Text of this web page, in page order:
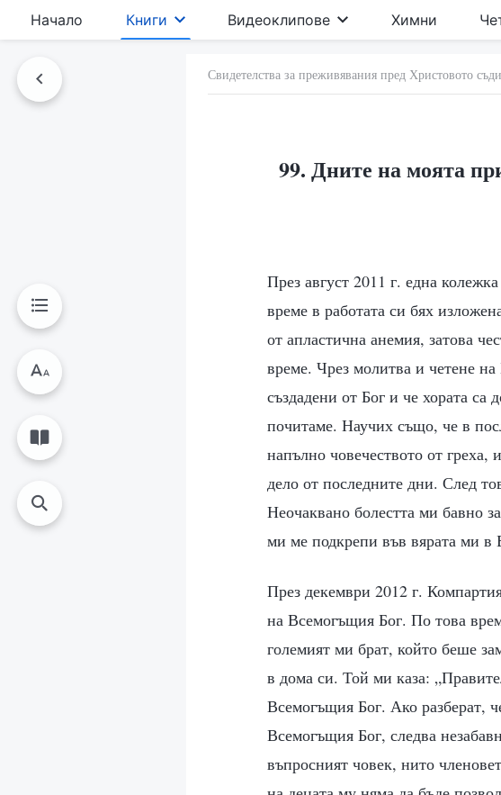
Начало Книги Видеоклипове Химни
Свидетелства за преживявания пред Христовото
99. Дните на моята
През август 2011 г. една
време в работата си бях
от апластична анемия, затова
време. Чрез молитва и четене
създадени от Бог и че хората са
почитаме. Научих също, че в
напълно човечеството от греха,
дело от последните дни. След
Неочаквано болестта ми бавно
ми ме подкрепи във вярата ми в
През декември 2012 г.
на Всемогъщия Бог. По това
големият ми брат, който беше
в дома си. Той ми каза:
Всемогъщия Бог. Ако разберат,
Всемогъщия Бог, следва
въпросният човек, нито